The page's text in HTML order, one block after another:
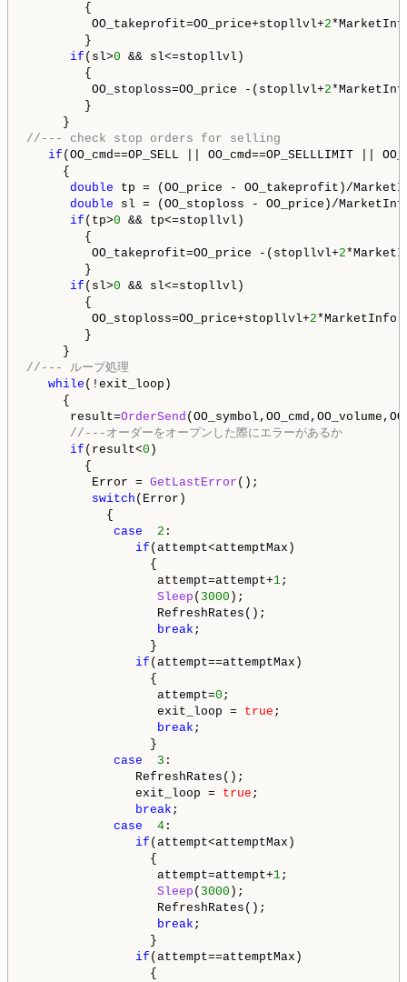
{
OO_takeprofit=OO_price+stopllvl+2
}
if (sl>0 && sl<=stopllvl)
{
OO_stoploss=OO_price -(stopllvl+2
}
//--- check stop orders for selling
if (OO_cmd==OP_SELL || OO_cmd==OP_SELLLIMIT ||
{
double tp = (OO_price - OO_takeprofit)/
double sl = (OO_stoploss - OO_price)/
if (tp>0 && tp<=stopllvl)
{
OO_takeprofit=OO_price -(stopllvl+2
}
if (sl>0 && sl<=stopllvl)
{
OO_stoploss=OO_price+stopllvl+2
}
//--- ループ処理
while (!exit_loop)
{
result=OrderSend
//---オーダーをオープンした際にエラーがあるか
if (result<0 )
{
Error = GetLastError
switch
case
2 :
if (attempt<attemptMax)
{
attempt=attempt+1
Sleep ( 3000
RefreshRates();
break
}
if (attempt==attemptMax)
{
attempt=0
exit_loop = true
break
}
case
3 :
RefreshRates();
exit_loop = true
break
case
4 :
if (attempt<attemptMax)
{
attempt=attempt+1
Sleep ( 3000
RefreshRates();
break
}
if (attempt==attemptMax)
{